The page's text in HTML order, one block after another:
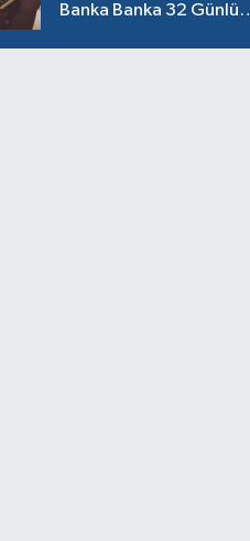
Banka Banka 32 Günlük